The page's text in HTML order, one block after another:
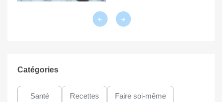
Catégories
Santé Recettes Faire soi-même